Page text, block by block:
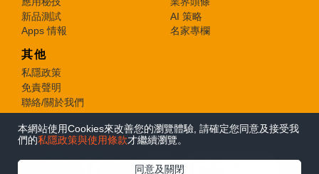
新品測試
Apps 情報
AI 策略
名家專欄
其他
私隱政策
免責聲明
聯絡/關於我們
© 2026 e-zone. All Rights Reserved.
本網站使用Cookies來改善您的瀏覽體驗, 請確定您同意及接受我
們的私隱政策與使用條款才繼續瀏覽。
同意及關閉